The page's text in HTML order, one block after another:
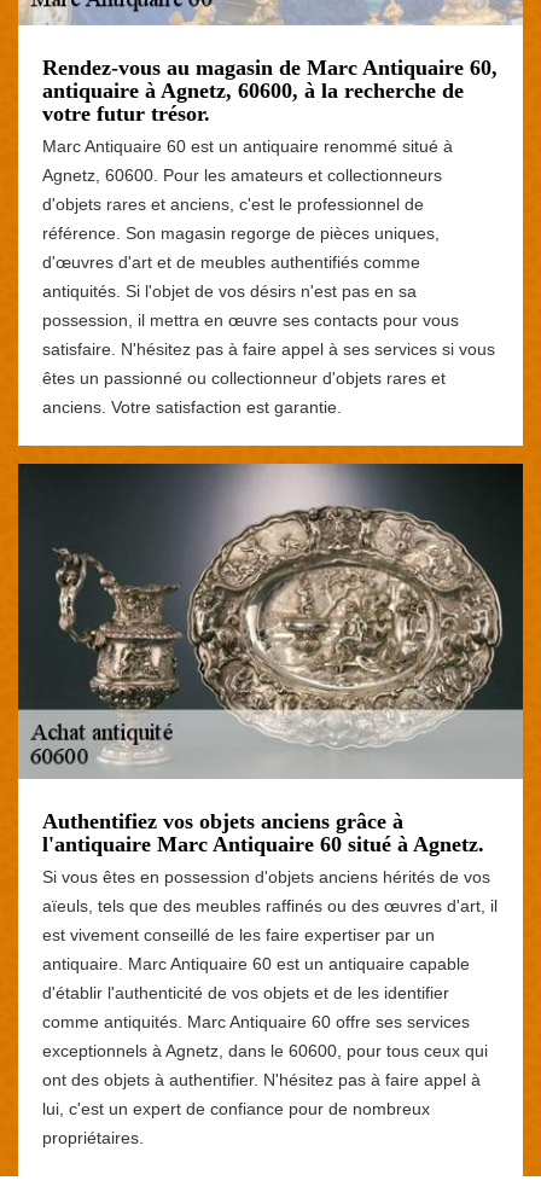
Rendez-vous au magasin de Marc Antiquaire 60,
antiquaire à Agnetz, 60600, à la recherche de
votre futur trésor.
Marc Antiquaire 60 est un antiquaire renommé situé à
Agnetz, 60600. Pour les amateurs et collectionneurs
d'objets rares et anciens, c'est le professionnel de
référence. Son magasin regorge de pièces uniques,
d'œuvres d'art et de meubles authentifiés comme
antiquités. Si l'objet de vos désirs n'est pas en sa
possession, il mettra en œuvre ses contacts pour vous
satisfaire. N'hésitez pas à faire appel à ses services si vous
êtes un passionné ou collectionneur d'objets rares et
anciens. Votre satisfaction est garantie.
Authentifiez vos objets anciens grâce à
l'antiquaire Marc Antiquaire 60 situé à Agnetz.
Si vous êtes en possession d'objets anciens hérités de vos
aïeuls, tels que des meubles raffinés ou des œuvres d'art, il
est vivement conseillé de les faire expertiser par un
antiquaire. Marc Antiquaire 60 est un antiquaire capable
d'établir l'authenticité de vos objets et de les identifier
comme antiquités. Marc Antiquaire 60 offre ses services
exceptionnels à Agnetz, dans le 60600, pour tous ceux qui
ont des objets à authentifier. N'hésitez pas à faire appel à
lui, c'est un expert de confiance pour de nombreux
propriétaires.